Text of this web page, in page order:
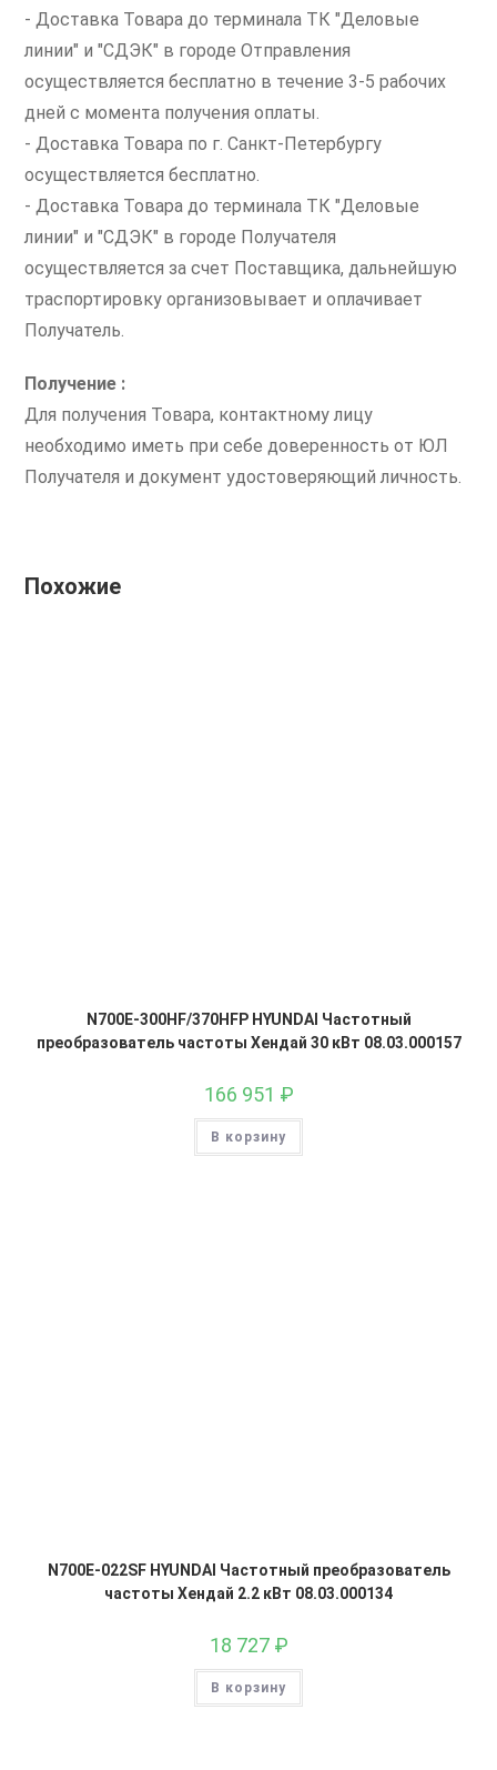
- Доставка Товара до терминала ТК "Деловые
линии" и "СДЭК" в городе Отправления
осуществляется бесплатно в течение 3-5 рабочих
дней с момента получения оплаты.
- Доставка Товара по г. Санкт-Петербургу
осуществляется бесплатно.
- Доставка Товара до терминала ТК "Деловые
линии" и "СДЭК" в городе Получателя
осуществляется за счет Поставщика, дальнейшую
траспортировку организовывает и оплачивает
Получатель.
Получение :
Для получения Товара, контактному лицу
необходимо иметь при себе доверенность от ЮЛ
Получателя и документ удостоверяющий личность.
Похожие
N700E-300HF/370HFP HYUNDAI Частотный
преобразователь частоты Хендай 30 кВт 08.03.000157
166 951 ₽
В корзину
N700E-022SF HYUNDAI Частотный преобразователь
частоты Хендай 2.2 кВт 08.03.000134
18 727 ₽
В корзину